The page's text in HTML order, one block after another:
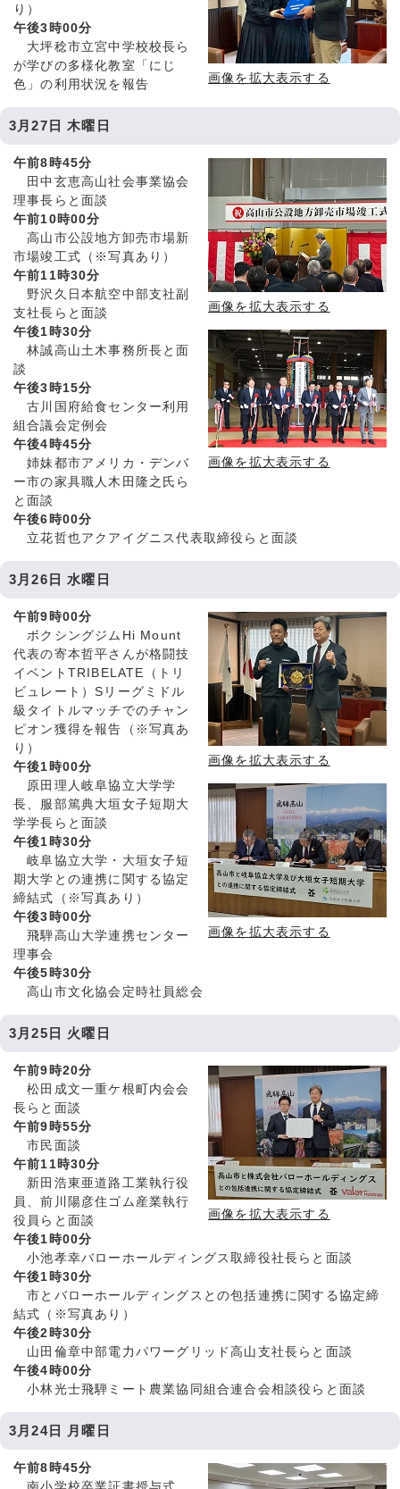
画像を拡大表示する
り）
午後3時00分
大坪稔市立宮中学校校長ら
が学びの多様化教室「にじ
色」の利用状況を報告
3月27日 木曜日
画像を拡大表示する
画像を拡大表示する
午前8時45分
田中玄恵高山社会事業協会
理事長らと面談
午前10時00分
高山市公設地方卸売市場新
市場竣工式（※写真あり）
午前11時30分
野沢久日本航空中部支社副
支社長らと面談
午後1時30分
林誠高山土木事務所長と面
談
午後3時15分
古川国府給食センター利用
組合議会定例会
午後4時45分
姉妹都市アメリカ・デンバ
ー市の家具職人木田隆之氏ら
と面談
午後6時00分
立花哲也アクアイグニス代表取締役らと面談
3月26日 水曜日
画像を拡大表示する
画像を拡大表示する
午前9時00分
ボクシングジムHi Mount
代表の寄本哲平さんが格闘技
イベントTRIBELATE（トリ
ビュレート）Sリーグミドル
級タイトルマッチでのチャン
ピオン獲得を報告（※写真あ
り）
午後1時00分
原田理人岐阜協立大学学
長、服部篤典大垣女子短期大
学学長らと面談
午後1時30分
岐阜協立大学・大垣女子短
期大学との連携に関する協定
締結式（※写真あり）
午後3時00分
飛騨高山大学連携センター
理事会
午後5時30分
高山市文化協会定時社員総会
3月25日 火曜日
画像を拡大表示する
午前9時20分
松田成文一重ケ根町内会会
長らと面談
午前9時55分
市民面談
午前11時30分
新田浩東亜道路工業執行役
員、前川陽彦住ゴム産業執行
役員らと面談
午後1時00分
小池孝幸バローホールディングス取締役社長らと面談
午後1時30分
市とバローホールディングスとの包括連携に関する協定締
結式（※写真あり）
午後2時30分
山田倫章中部電力パワーグリッド高山支社長らと面談
午後4時00分
小林光士飛騨ミート農業協同組合連合会相談役らと面談
3月24日 月曜日
午前8時45分